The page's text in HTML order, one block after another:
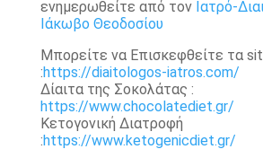
ενημερωθείτε από τον Ιατρό-
Ιάκωβο Θεοδοσίου
Μπορείτε να Επισκεφθείτε τα
:https://diaitologos-iatros.com/
Δίαιτα της Σοκολάτας :
https://www.chocolatediet.gr/
Κετογονική Διατροφή
:https://www.ketogenicdiet.gr/